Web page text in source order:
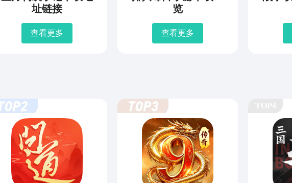
址链接
查看更多
览
查看更多